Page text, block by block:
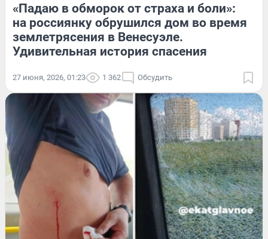
«Падаю в обморок от страха и боли»:
на россиянку обрушился дом во время
землетрясения в Венесуэле.
Удивительная история спасения
27 июня, 2026, 01:23 1 362 Обсудить